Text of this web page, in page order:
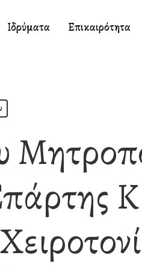
Ιδρύματα Επικαιρότητα